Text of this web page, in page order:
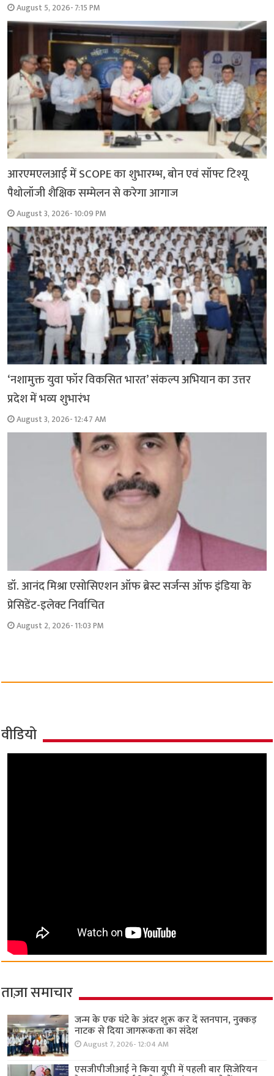
August 5, 2026- 7:15 PM
आरएमएलआई में SCOPE का शुभारम्भ, बोन एवं सॉफ्ट टिश्यू
पैथोलॉजी शैक्षिक सम्मेलन से करेगा आगाज
August 3, 2026- 10:09 PM
‘नशामुक्त युवा फॉर विकसित भारत’ संकल्प अभियान का उत्तर
प्रदेश में भव्य शुभारंभ
August 3, 2026- 12:47 AM
डॉ. आनंद मिश्रा एसोसिएशन ऑफ ब्रेस्ट सर्जन्स ऑफ इंडिया के
प्रेसिडेंट-इलेक्ट निर्वाचित
August 2, 2026- 11:03 PM
वीडियो
ताज़ा समाचार
जन्म के एक घंटे के अंदर शुरू कर दें स्तनपान, नुक्कड़
नाटक से दिया जागरूकता का संदेश
August 7, 2026- 12:04 AM
एसजीपीजीआई ने किया यूपी में पहली बार सिजेरियन